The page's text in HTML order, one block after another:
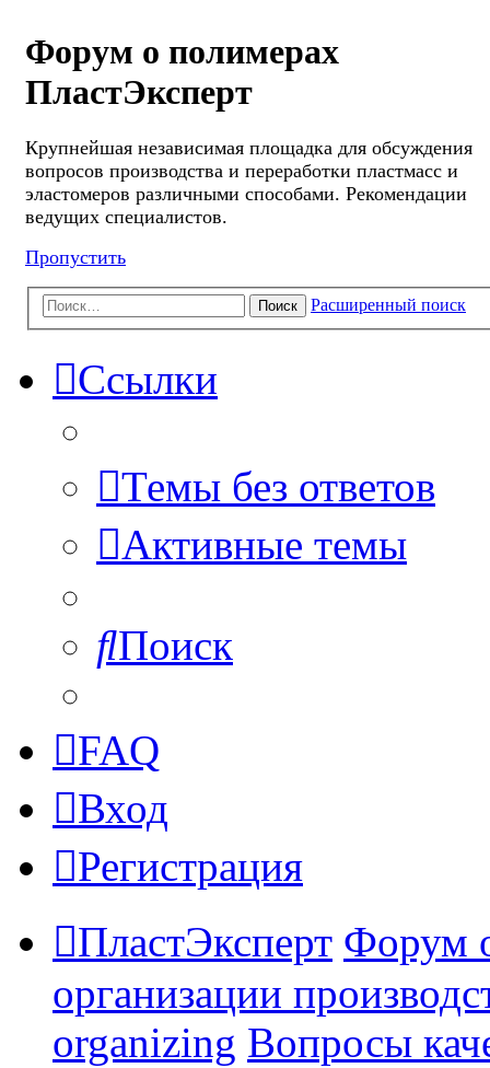
Форум о полимерах
ПластЭксперт
Крупнейшая независимая площадка для обсуждения
вопросов производства и переработки пластмасс и
эластомеров различными способами. Рекомендации
ведущих специалистов.
Пропустить
Поиск Расширенный поиск
Ссылки
Темы без ответов
Активные темы
Поиск
FAQ
Вход
Регистрация
ПластЭксперт Форум
организации
organizing Вопросы